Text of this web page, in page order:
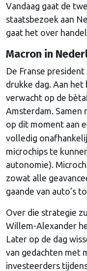
Vandaag gaat de
staatsbezoek aan
gaat het over
Macron in
De Franse
drukke dag. Aan
verwacht op de
Amsterdam.
op dit moment aan
volledig
microchips te
autonomie).
zowat alle
gaande van auto’s
Over die strategie
Willem-Alexander
Later op de dag
van gedachten met
investeerders